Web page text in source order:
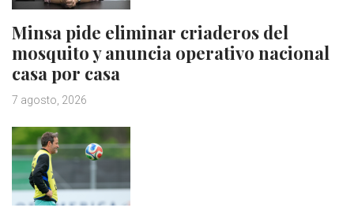
Minsa pide eliminar criaderos del
mosquito y anuncia operativo nacional
casa por casa
7 agosto, 2026